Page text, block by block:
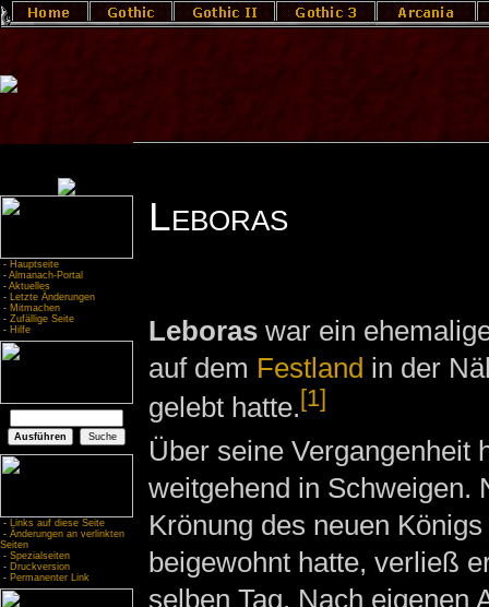
- Hauptseite
- Almanach-Portal
- Aktuelles
- Letzte Änderungen
- Mitmachen
- Zufällige Seite
- Hilfe
- Links auf diese Seite
- Änderungen an verlinkten
Seiten
- Spezialseiten
- Druckversion
- Permanenter Link
Leboras
Leboraswar ein
auf dem Festland in der
gelebt hatte.[1]
Über seine Vergangenheit
weitgehend in Schweigen.
Krönung des neuen Königs
beigewohnt hatte, verließ
selben Tag. Nach eigenen